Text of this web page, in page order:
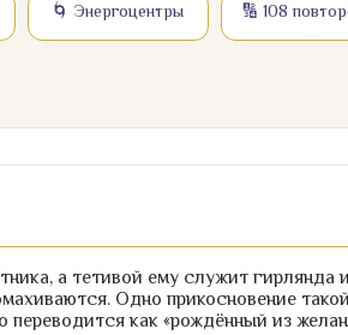
🌀 Энергоцентры 🔢 108
а тетивой ему служит гирлянда
Одно прикосновение такой
как «рождённый из